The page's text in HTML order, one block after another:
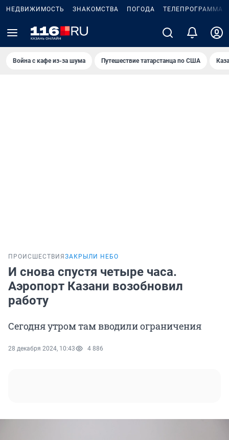
НЕДВИЖИМОСТЬ ЗНАКОМСТВА ПОГОДА ТЕЛЕПРОГРАММА
Война с кафе из-за шума Путешествие татарстанца по США
ПРОИСШЕСТВИЯ ЗАКРЫЛИ НЕБО
И снова спустя четыре часа.
Аэропорт Казани возобновил
работу
Сегодня утром там вводили ограничения
28 декабря 2024, 10:43 4 886